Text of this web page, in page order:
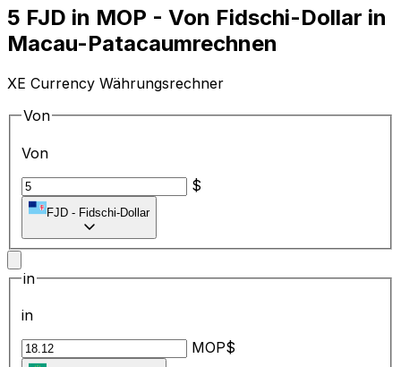
5 FJD in MOP - Von Fidschi-Dollar in
Macau-Patacaumrechnen
XE Currency Währungsrechner
Von
Von
$
FJD - Fidschi-Dollar
in
in
MOP$